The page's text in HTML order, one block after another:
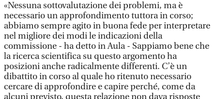
«Nessuna sottovalutazione dei problemi, ma è
necessario un approfondimento tuttora in corso;
abbiamo sempre agito in buona fede per interpretare
nel migliore dei modi le indicazioni della
commissione - ha detto in Aula - Sappiamo bene che
la ricerca scientifica su questo argomento ha
posizioni anche radicalmente differenti. C’è un
dibattito in corso al quale ho ritenuto necessario
cercare di approfondire e capire perché, come da
alcuni previsto, questa relazione non dava risposte